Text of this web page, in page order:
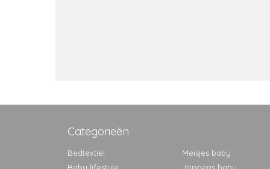
Categorieën
Bedtextiel
Meisjes baby